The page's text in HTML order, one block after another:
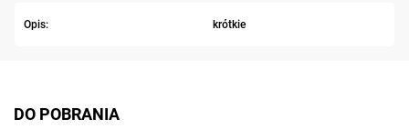
Opis: krótkie
DO POBRANIA